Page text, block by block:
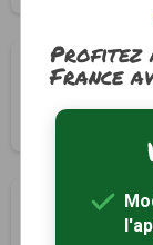
Boucle des
2h45
Boucle de
Rions,
Profitez
France